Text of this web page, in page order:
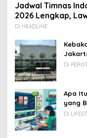
Jadwal Timnas
2026 Lengkap,
Di HEADLINE
Di
Apa
yang
Rupiah
Di